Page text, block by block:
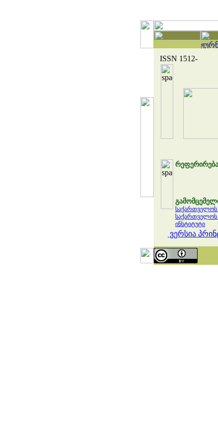
ISSN 1512-
რეფერირება
საქართველოს
საქართველოს
ინსტიტუტი
ვერსია